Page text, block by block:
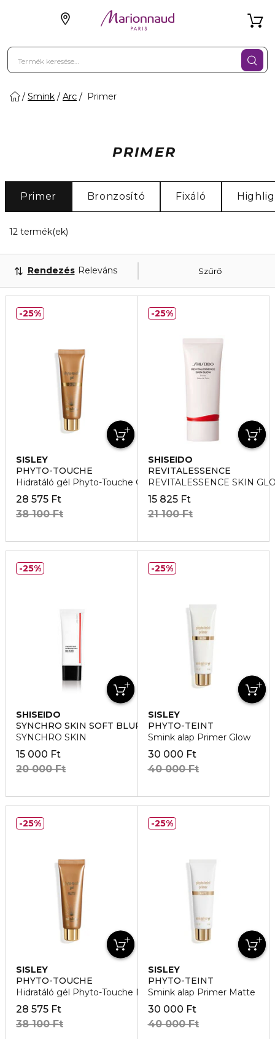
Smink Arc Primer
PRIMER
Primer Bronzosító Fixáló
12 termék(ek)
Szűrő
Rendezés Releváns
SISLEY
PHYTO-TOUCHE
Hidratáló gél Phyto-Touche Glow
28 575 Ft
38 100 Ft
25%
SHISEIDO
REVITALESSENCE
REVITALESSENCE SKIN
15 825 Ft
21 100 Ft
25%
SHISEIDO
SYNCHRO SKIN SOFT BLURRING PRIMER
SYNCHRO SKIN
15 000 Ft
20 000 Ft
25%
SISLEY
PHYTO-TEINT
Smink alap Primer Glow
30 000 Ft
40 000 Ft
25%
SISLEY
PHYTO-TOUCHE
Hidratáló gél Phyto-Touche Matte
28 575 Ft
38 100 Ft
25%
SISLEY
PHYTO-TEINT
Smink alap Primer Matte
30 000 Ft
40 000 Ft
25%